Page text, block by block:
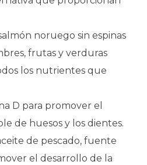
noruego sin espinas
frutas y verduras
los nutrientes que
D para promover el
de huesos y los dientes.
de pescado, fuente
el desarrollo de la